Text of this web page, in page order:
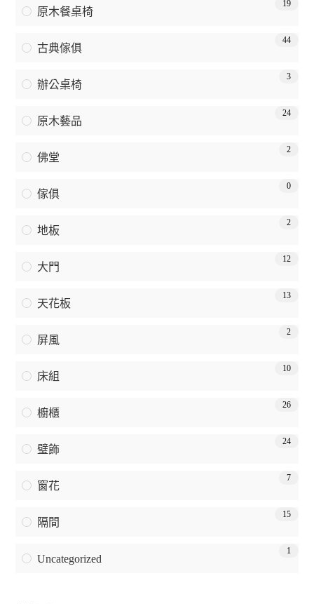
原木餐桌椅
19
古典傢俱
44
辦公桌椅
3
原木藝品
24
佛堂
2
傢俱
0
地板
2
大門
12
天花板
13
屏風
2
床組
10
櫥櫃
26
璧飾
24
窗花
7
隔間
15
Uncategorized
1